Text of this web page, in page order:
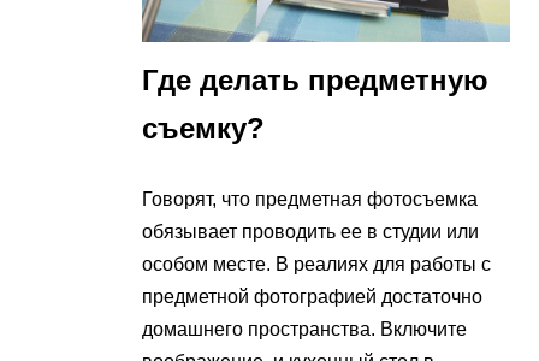
Где делать предметную
съемку?
Говорят, что предметная фотосъемка
обязывает проводить ее в студии или
особом месте. В реалиях для работы с
предметной фотографией достаточно
домашнего пространства. Включите